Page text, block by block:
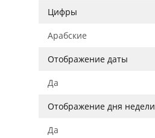
Цифры
Арабские
Отображение даты
Да
Отображение дня недели
Да